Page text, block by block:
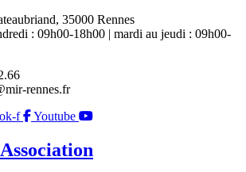
35000 Rennes
: 09h00-18h00 | mardi au jeudi : 09h00-
rennes.fr
f Youtube